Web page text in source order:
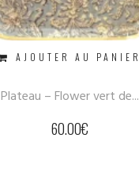
AJOUTER AU PANIER
Plateau – Flower vert de...
60.00€